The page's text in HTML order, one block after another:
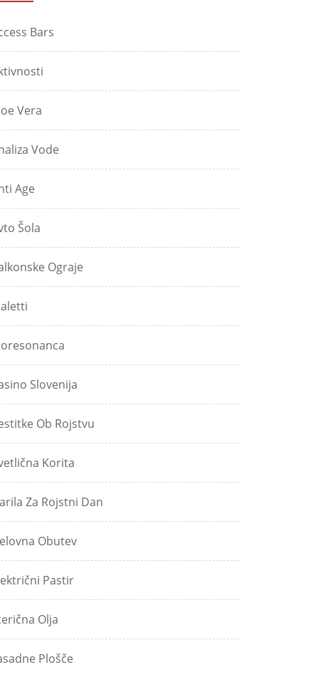
Bars
Vera
Vode
Age
Šola
Ograje
Slovenija
Ob Rojstvu
Korita
Za Rojstni Dan
Obutev
Pastir
Olja
Plošče